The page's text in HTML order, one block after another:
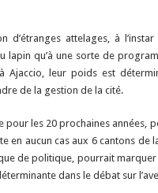
Li
n
k
o
n
t
p
p
r
d’étranges attelages, à
qu’à une sorte de
leur poids est
de la gestion de la cité.
pour les 20 prochaines années,
en aucun cas aux 6 cantons de
de politique, pourrait
dans le débat sur